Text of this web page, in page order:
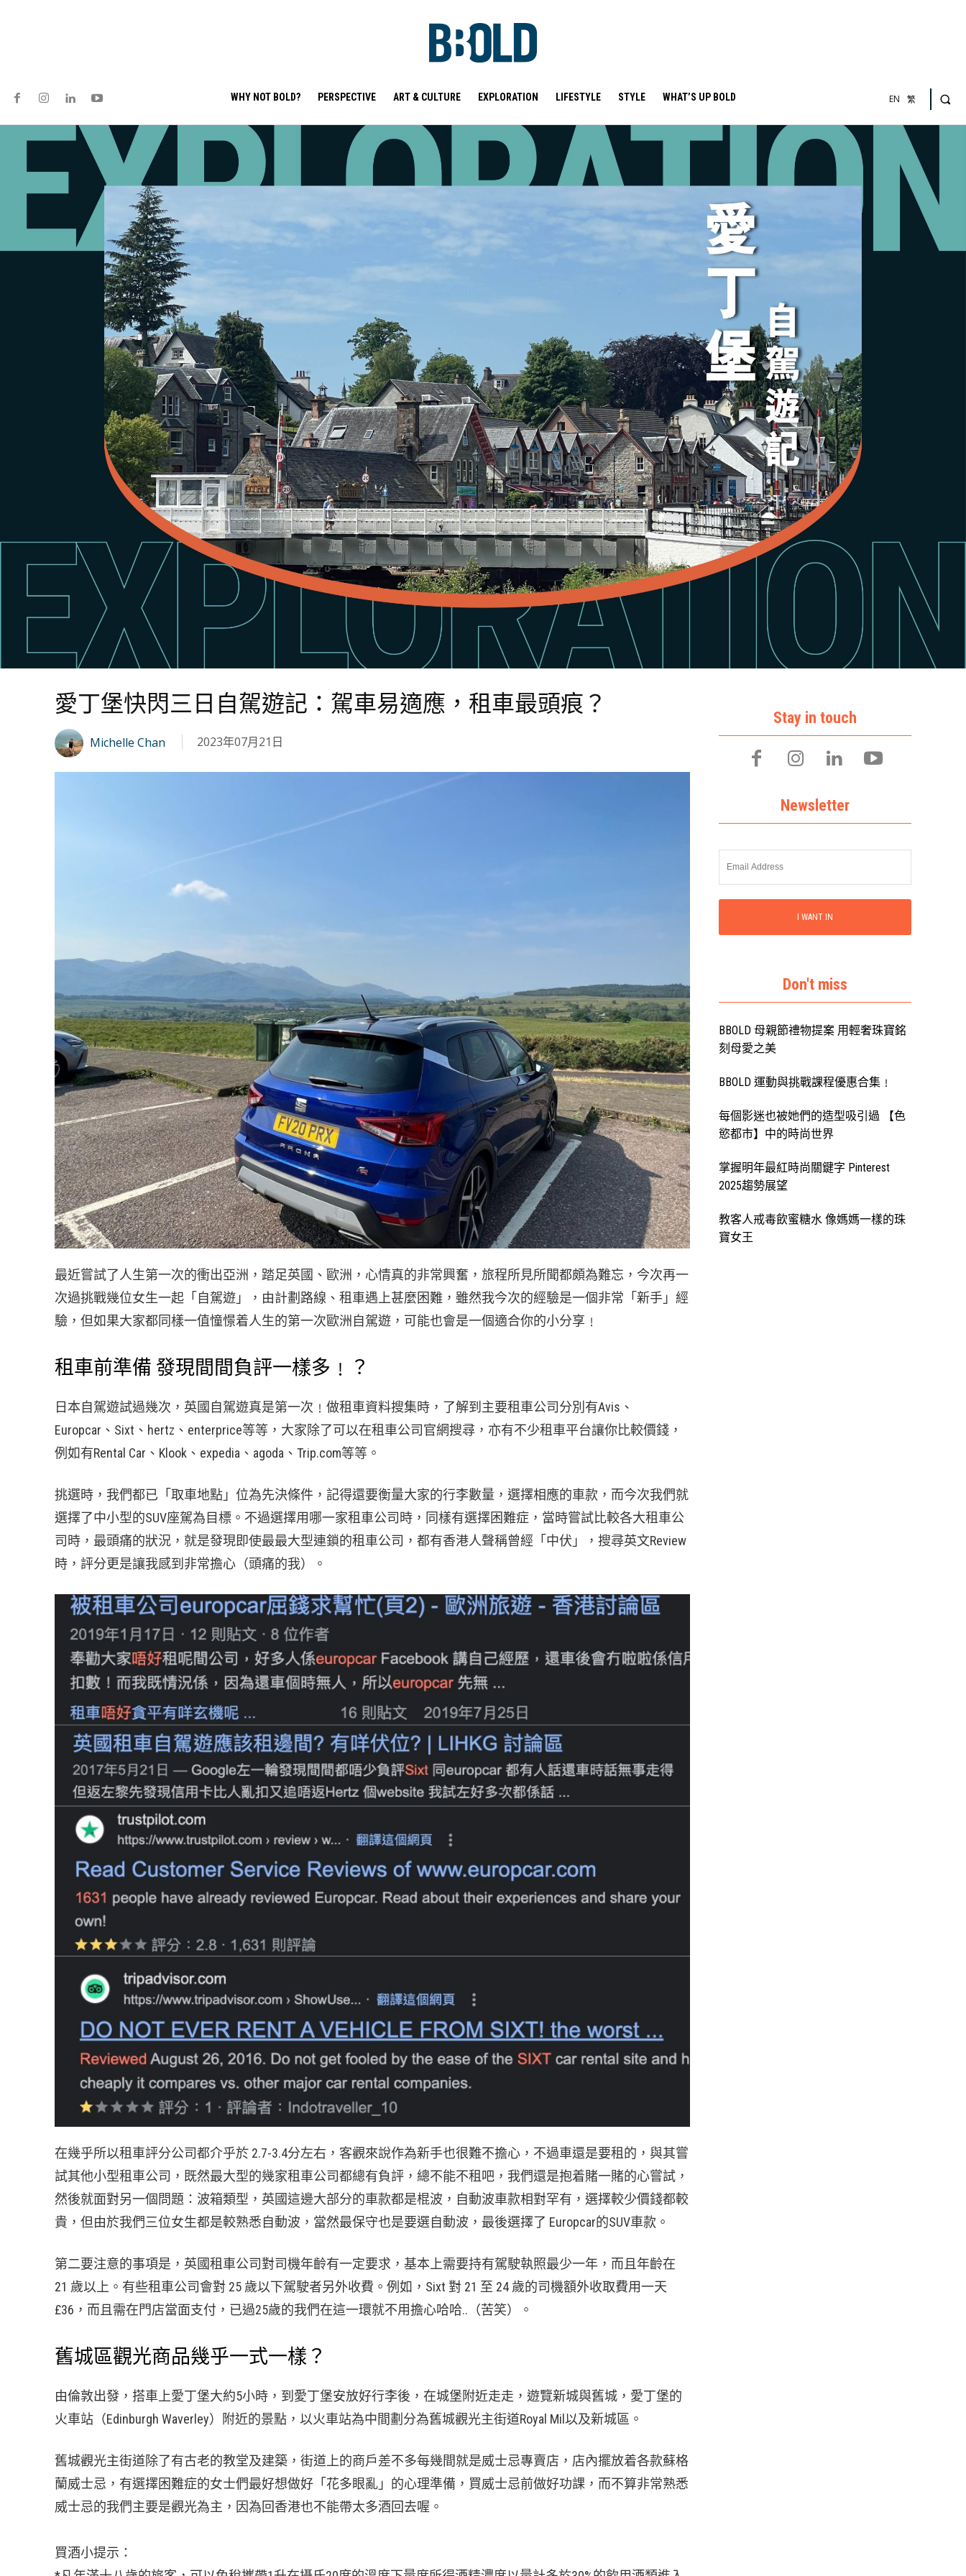
WHY NOT BOLD? PERSPECTIVE ART & CULTURE EXPLORATION LIFESTYLE STYLE WHAT’S UP BOLD EN 繁
愛丁堡快閃三日自駕遊記：駕車易適應，租車最頭痕？
Michelle Chan 2023年07月21日
最近嘗試了人生第一次的衝出亞洲，踏足英國、歐洲，心情真的非常興奮，旅程所見所聞都頗為難忘，今次再一
次過挑戰幾位女生一起「自駕遊」，由計劃路線、租車遇上甚麼困難，雖然我今次的經驗是一個非常「新手」經
驗，但如果大家都同樣一值憧憬着人生的第一次歐洲自駕遊，可能也會是一個適合你的小分享﹗
租車前準備 發現間間負評一樣多﹗？
日本自駕遊試過幾次，英國自駕遊真是第一次﹗做租車資料搜集時，了解到主要租車公司分別有Avis、
Europcar、Sixt、hertz、enterprice等等，大家除了可以在租車公司官網搜尋，亦有不少租車平台讓你比較價錢，
例如有Rental Car、Klook、expedia、agoda、Trip.com等等。
挑選時，我們都已「取車地點」位為先決條件，記得還要衡量大家的行李數量，選擇相應的車款，而今次我們就
選擇了中小型的SUV座駕為目標。不過選擇用哪一家租車公司時，同樣有選擇困難症，當時嘗試比較各大租車公
司時，最頭痛的狀況，就是發現即使最最大型連鎖的租車公司，都有香港人聲稱曾經「中伏」，搜尋英文Review
時，評分更是讓我感到非常擔心（頭痛的我）。
在幾乎所以租車評分公司都介乎於 2.7-3.4分左右，客觀來說作為新手也很難不擔心，不過車還是要租的，與其嘗
試其他小型租車公司，既然最大型的幾家租車公司都總有負評，總不能不租吧，我們還是抱着賭一賭的心嘗試，
然後就面對另一個問題：波箱類型，英國這邊大部分的車款都是棍波，自動波車款相對罕有，選擇較少價錢都較
貴，但由於我們三位女生都是較熟悉自動波，當然最保守也是要選自動波，最後選擇了 Europcar的SUV車款。
第二要注意的事項是，英國租車公司對司機年齡有一定要求，基本上需要持有駕駛執照最少一年，而且年齡在
21 歲以上。有些租車公司會對 25 歲以下駕駛者另外收費。例如，Sixt 對 21 至 24 歲的司機額外收取費用一天
£36，而且需在門店當面支付，已過25歲的我們在這一環就不用擔心哈哈..（苦笑）。
舊城區觀光商品幾乎一式一樣？
由倫敦出發，搭車上愛丁堡大約5小時，到愛丁堡安放好行李後，在城堡附近走走，遊覽新城與舊城，愛丁堡的
火車站（Edinburgh Waverley）附近的景點，以火車站為中間劃分為舊城觀光主街道Royal Mil以及新城區。
舊城觀光主街道除了有古老的教堂及建築，街道上的商戶差不多每幾間就是威士忌專賣店，店內擺放着各款蘇格
蘭威士忌，有選擇困難症的女士們最好想做好「花多眼亂」的心理準備，買威士忌前做好功課，而不算非常熟悉
威士忌的我們主要是觀光為主，因為回香港也不能帶太多酒回去喔。
買酒小提示：
Stay in touch
Newsletter
I WANT IN
Don't miss
BBOLD 母親節禮物提案 用輕奢珠寶銘
刻母愛之美
BBOLD 運動與挑戰課程優惠合集﹗
每個影迷也被她們的造型吸引過 【色
慾都市】中的時尚世界
掌握明年最紅時尚關鍵字 Pinterest
2025趨勢展望
教客人戒毒飲蜜糖水 像媽媽一樣的珠
寶女王